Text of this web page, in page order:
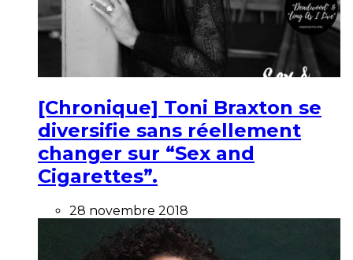
[Chronique] Toni Braxton se
diversifie sans réellement
changer sur “Sex and
Cigarettes”.
28 novembre 2018